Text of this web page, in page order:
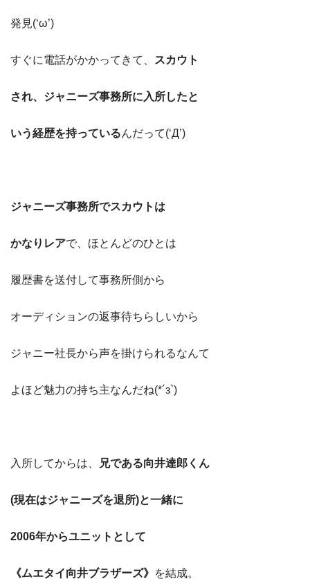
発見(‘ω’)
すぐに電話がかかってきて、 スカウト
され、ジャニーズ事務所に入所したと
いう経歴を持っているんだって(‘Д’)
ジャニーズ事務所でスカウトは
かなりレアで、ほとんどのひとは
履歴書を送付して事務所側から
オーディションの返事待ちらしいから
ジャニー社長から声を掛けられるなんて
よほど魅力の持ち主なんだね(*´з`)
入所してからは、 兄である向井達郎くん
(現在はジャニーズを退所)と一緒に
2006年からユニットとして
《ムエタイ向井ブラザーズ》 を結成。